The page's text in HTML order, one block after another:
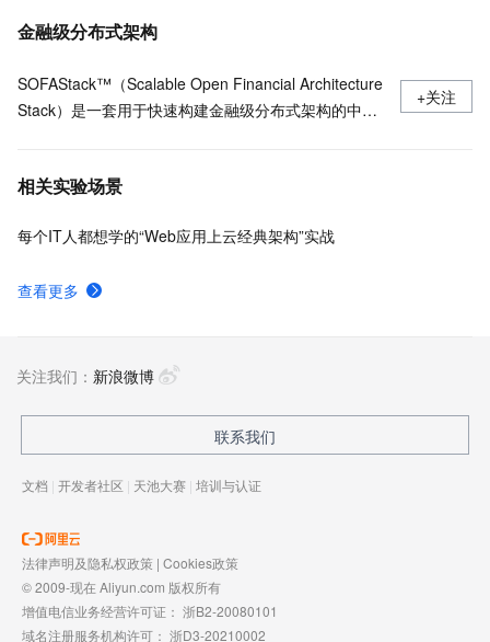
金融级分布式架构
SOFAStack™（Scalable Open Financial Architecture
Stack）是一套用于快速构建金融级分布式架构的中间
+关注
相关实验场景
每个IT人都想学的“Web应用上云经典架构”实战
查看更多
关注我们： 新浪微博
联系我们
文档 | 开发者社区 | 天池大赛 | 培训与认证
法律声明及隐私权政策 | Cookies政策
© 2009-现在 Aliyun.com 版权所有
增值电信业务经营许可证： 浙B2-20080101
域名注册服务机构许可： 浙D3-20210002